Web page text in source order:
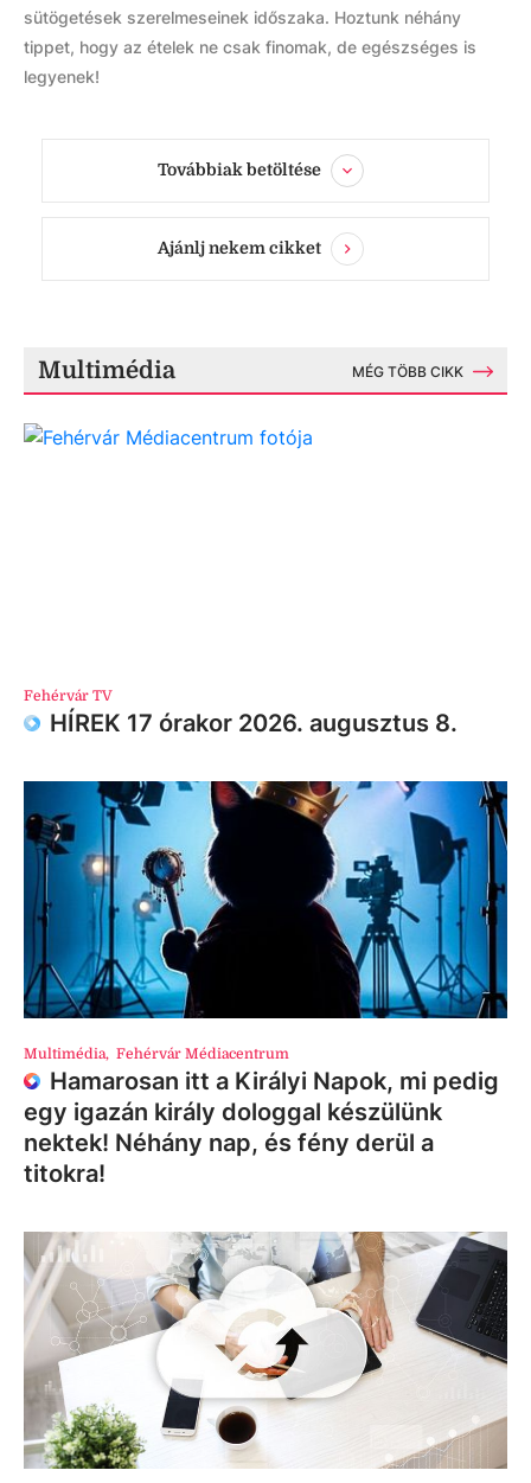
sütögetések szerelmeseinek időszaka. Hoztunk néhány
tippet, hogy az ételek ne csak finomak, de egészséges is
legyenek!
Továbbiak betöltése
Ajánlj nekem cikket
Multimédia MÉG TÖBB CIKK
Fehérvár TV
HÍREK 17 órakor 2026. augusztus 8.
Multimédia, Fehérvár Médiacentrum
Hamarosan itt a Királyi Napok, mi pedig
egy igazán király dologgal készülünk
nektek! Néhány nap, és fény derül a
titokra!